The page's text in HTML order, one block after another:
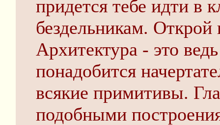
придется тебе идти в
бездельникам. Открой
Архитектура - это
понадобится
всякие примитивы.
подобными